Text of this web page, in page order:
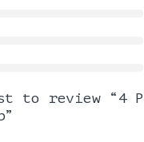
to review “4